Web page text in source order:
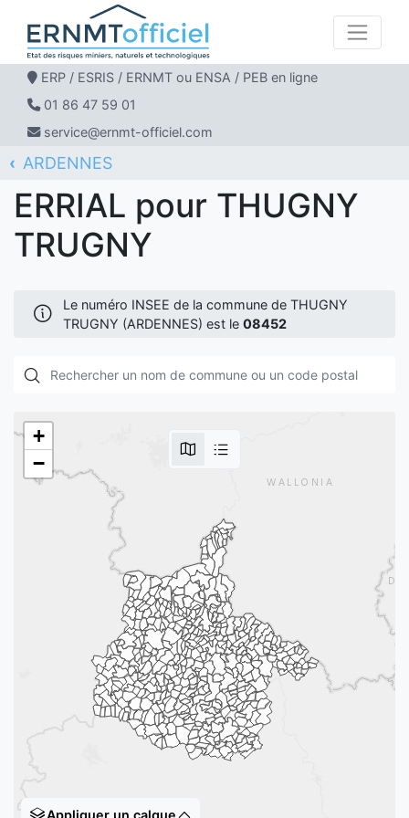
ERP / ESRIS / ERNMT ou ENSA / PEB en ligne
01 86 47 59 01
service@ernmt-officiel.com
ERNMT Officiel
ERRIAL
ARDENNES
THUGNY TRUGNY
ERRIAL pour THUGNY
TRUGNY
Le numéro INSEE de la commune de THUGNY
TRUGNY (ARDENNES) est le 08452
+
−
Appliquer un calque